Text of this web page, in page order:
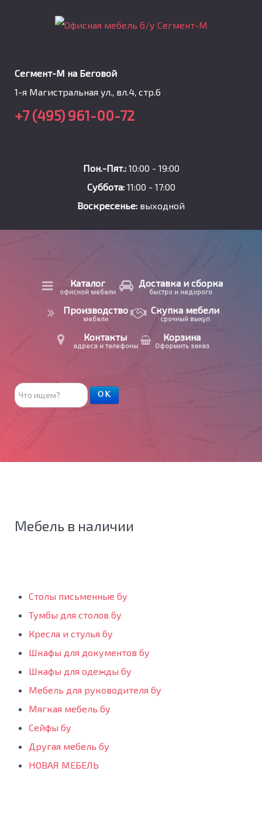
Сегмент-М на Беговой
1-я Магистральная ул., вл.4, стр.6
+7 (495) 961-00-72
Пон.-Пят.: 10:00 - 19:00
Суббота:11:00 - 17:00
Воскресенье: выходной
Каталог
офисной мебели
Доставка и сборка
быстро и недорого
Производство
мебели
Скупка мебели
срочный выкуп
Контакты
адреса и телефоны
Корзина
Оформить заказ
Поиск
товара
ОК
Мебель в наличии
Столы письменные бу
Тумбы для столов бу
Кресла и стулья бу
Шкафы для документов бу
Шкафы для одежды бу
Мебель для руководителя бу
Мягкая мебель бу
Сейфы бу
Другая мебель бу
НОВАЯ МЕБЕЛЬ